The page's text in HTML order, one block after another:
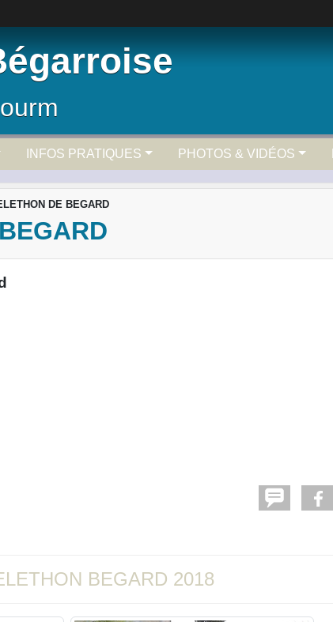
INFOS PRATIQUES PHOTOS & VIDÉOS
DE BEGARD
BEGARD 2018